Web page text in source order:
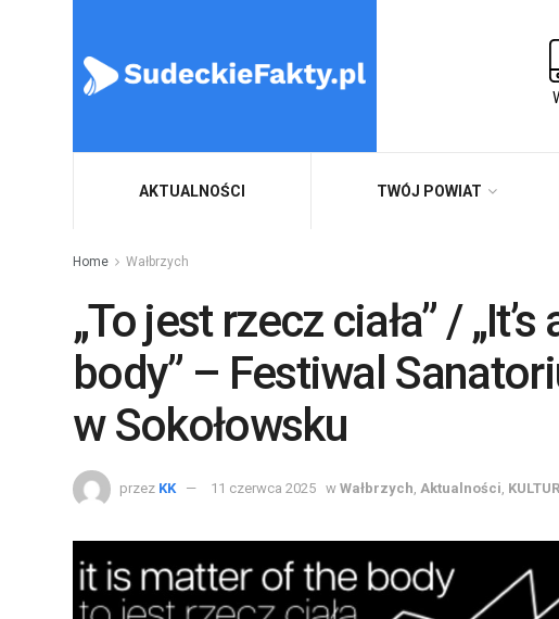
AKTUALNOŚCI TWÓJ POWIAT
Home Wałbrzych
„To jest rzecz ciała” /
body” – Festiwal
w Sokołowsku
przez KK 11 czerwca 2025 w Wałbrzych Aktualności